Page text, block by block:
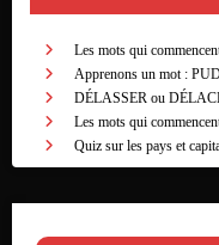
Les mots qui
Apprenons un mot :
DÉLASSER ou
Les mots qui
Quiz sur les pays et